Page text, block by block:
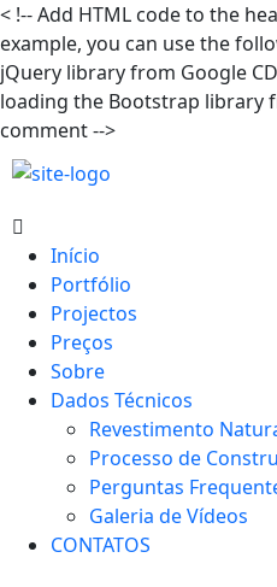
< !-- Add HTML code to the
example, you can use the
jQuery library from Google
loading the Bootstrap library
comment -->
Início
Portfólio
Projectos
Preços
Sobre
Dados Técnicos
Revestimento
Processo de
Perguntas
Galeria de Vídeos
CONTATOS